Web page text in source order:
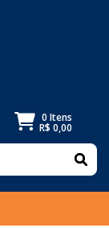
0 Itens
R$ 0,00